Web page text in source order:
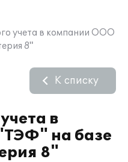
учета в компании ООО
8"
в
на базе
8"
К списку